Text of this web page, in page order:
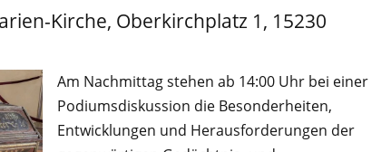
Kirche, Oberkirchplatz 1, 15230
Am Nachmittag stehen ab 14:00 Uhr bei einer
Podiumsdiskussion die Besonderheiten,
Entwicklungen und Herausforderungen der